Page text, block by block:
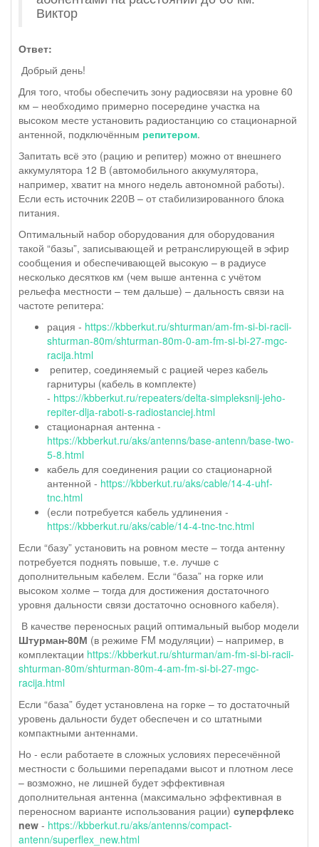
Виктор
Ответ:
Добрый день!
Для того, чтобы обеспечить зону радиосвязи на уровне 60
км – необходимо примерно посередине участка на
высоком месте установить радиостанцию со стационарной
антенной, подключённым репитером.
Запитать всё это (рацию и репитер) можно от внешнего
аккумулятора 12 В (автомобильного аккумулятора,
например, хватит на много недель автономной работы).
Если есть источник 220В – от стабилизированного блока
питания.
Оптимальный набор оборудования для оборудования
такой “базы”, записывающей и ретранслирующей в эфир
сообщения и обеспечивающей высокую – в радиусе
несколько десятков км (чем выше антенна с учётом
рельефа местности – тем дальше) – дальность связи на
частоте репитера:
рация - https://kbberkut.ru/shturman/am-fm-si-bi-racii-
shturman-80m/shturman-80m-0-am-fm-si-bi-27-mgc-
racija.html
репитер, соединяемый с рацией через кабель
гарнитуры (кабель в комплекте)
- https://kbberkut.ru/repeaters/delta-simpleksnij-jeho-
repiter-dlja-raboti-s-radiostanciej.html
стационарная антенна -
https://kbberkut.ru/aks/antenns/base-antenn/base-two-
5-8.html
кабель для соединения рации со стационарной
антенной - https://kbberkut.ru/aks/cable/14-4-uhf-
tnc.html
(если потребуется кабель удлинения -
https://kbberkut.ru/aks/cable/14-4-tnc-tnc.html
Если “базу” установить на ровном месте – тогда антенну
потребуется поднять повыше, т.е. лучше с
дополнительным кабелем. Если “база” на горке или
высоком холме – тогда для достижения достаточного
уровня дальности связи достаточно основного кабеля).
В качестве переносных раций оптимальный выбор модели
Штурман-80М (в режиме FM модуляции) – например, в
комплектации https://kbberkut.ru/shturman/am-fm-si-bi-racii-
shturman-80m/shturman-80m-4-am-fm-si-bi-27-mgc-
racija.html
Если “база” будет установлена на горке – то достаточный
уровень дальности будет обеспечен и со штатными
компактными антеннами.
Но - если работаете в сложных условиях пересечённой
местности с большими перепадами высот и плотном лесе
– возможно, не лишней будет эффективная
дополнительная антенна (максимально эффективная в
переносном варианте использования рации) суперфлекс
new - https://kbberkut.ru/aks/antenns/compact-
antenn/superflex_new.html